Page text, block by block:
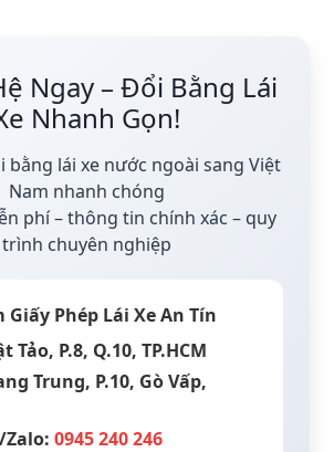
Ngay – Đổi Bằng Lái
Nhanh Gọn!
bằng lái xe nước ngoài sang Việt
Nam nhanh chóng
phí – thông tin chính xác – quy
trình chuyên nghiệp
Giấy Phép Lái Xe An Tín
Tảo, P.8, Q.10, TP.HCM
Trung, P.10, Gò Vấp,
0945 240 246